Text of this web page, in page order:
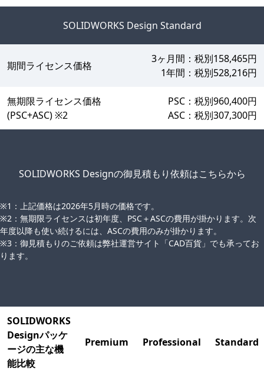
SOLIDWORKS Design Standard
期間ライセンス価格
3ヶ月間：税別158,465円
1年間：税別528,216円
無期限ライセンス価格
(PSC+ASC) ※2
PSC：税別960,400円
ASC：税別307,300円
SOLIDWORKS Designの御見積もり依頼はこちらから
※1：上記価格は2026年5月時の価格です。
※2：無期限ライセンスは初年度、PSC＋ASCの費用が掛かります。次
年度以降も使い続けるには、ASCの費用のみが掛かります。
※3：御見積もりのご依頼は弊社運営サイト「CAD百貨 」でも承ってお
ります。
SOLIDWORKS
Designパッケ
ージの主な機
能比較
Premium Professional Standard